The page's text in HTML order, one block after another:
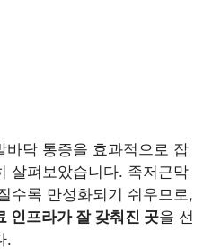
바닥 통증을 효과적으로 잡
살펴보았습니다. 족저근막
수록 만성화되기 쉬우므로,
인프라가 잘 갖춰진 곳을 선
.